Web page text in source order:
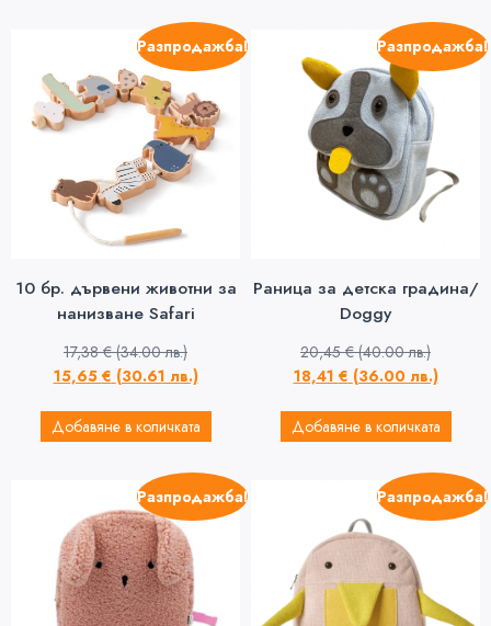
Разпродажба!
10 бр. дървени животни за
нанизване Safari
17,38€ (34.00 лв.)
15,65 € (30.61 лв.)
Добавяне в количката
Разпродажба!
Раница за детска градина/
Doggy
20,45€ (40.00 лв.)
18,41 € (36.00 лв.)
Добавяне в количката
Разпродажба! Разпродажба!